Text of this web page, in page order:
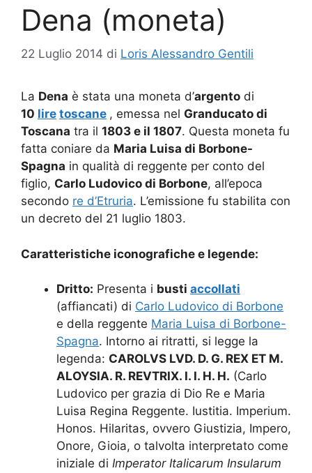
Dena (moneta)
22 Luglio 2014 di Loris Alessandro Gentili
La Dena è stata una moneta d’argento di
10 lire toscane , emessa nel Granducato di
Toscana tra il 1803 e il 1807. Questa moneta fu
fatta coniare da Maria Luisa di Borbone-
Spagna in qualità di reggente per conto del
figlio, Carlo Ludovico di Borbone, all’epoca
secondo re d’Etruria. L’emissione fu stabilita con
un decreto del 21 luglio 1803.
Caratteristiche iconografiche e legende:
Dritto: Presenta i busti accollati
(affiancati) di Carlo Ludovico di Borbone
e della reggente Maria Luisa di Borbone-
Spagna. Intorno ai ritratti, si legge la
legenda: CAROLVS LVD. D. G. REX ET M.
ALOYSIA. R. REVTRIX. I. I. H. H. (Carlo
Ludovico per grazia di Dio Re e Maria
Luisa Regina Reggente. Iustitia. Imperium.
Honos. Hilaritas, ovvero Giustizia, Impero,
Onore, Gioia, o talvolta interpretato come
iniziale di Imperator Italicarum Insularum